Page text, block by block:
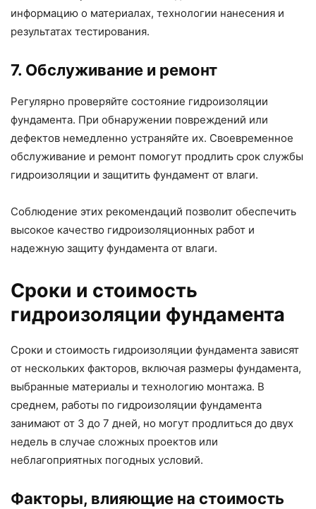
информацию о материалах, технологии нанесения и
результатах тестирования.
7. Обслуживание и ремонт
Регулярно проверяйте состояние гидроизоляции
фундамента. При обнаружении повреждений или
дефектов немедленно устраняйте их. Своевременное
обслуживание и ремонт помогут продлить срок службы
гидроизоляции и защитить фундамент от влаги.
Соблюдение этих рекомендаций позволит обеспечить
высокое качество гидроизоляционных работ и
надежную защиту фундамента от влаги.
Сроки и стоимость
гидроизоляции фундамента
Сроки и стоимость гидроизоляции фундамента зависят
от нескольких факторов, включая размеры фундамента,
выбранные материалы и технологию монтажа. В
среднем, работы по гидроизоляции фундамента
занимают от 3 до 7 дней, но могут продлиться до двух
недель в случае сложных проектов или
неблагоприятных погодных условий.
Факторы, влияющие на стоимость